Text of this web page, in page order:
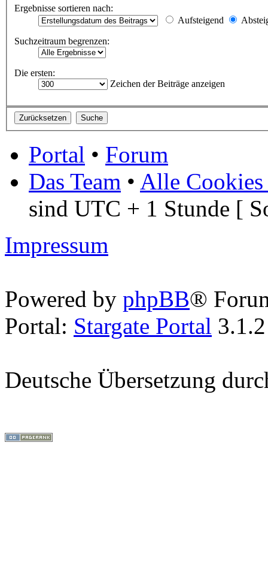
Ergebnisse sortieren nach:
Aufsteigend
Suchzeitraum begrenzen:
Die ersten:
Zeichen der Beiträge anzeigen
Portal • Forum
Das Team • Alle Cookies
sind UTC + 1 Stunde [
Impressum
Powered by phpBB®
Portal: Stargate Portal
Deutsche Übersetzung